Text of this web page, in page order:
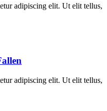
adipiscing elit. Ut elit tellus,
adipiscing elit. Ut elit tellus,